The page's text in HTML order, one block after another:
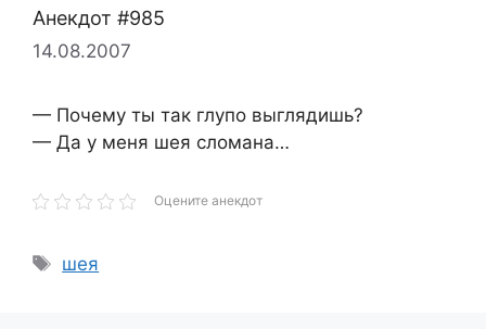
Анекдот #985
14.08.2007
— Почему ты так глупо выглядишь?
— Да у меня шея сломана…
Оцените анекдот
Метки
шея